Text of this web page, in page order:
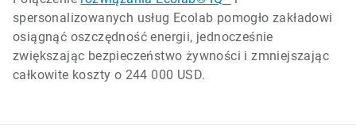
spersonalizowanych usług Ecolab pomogło zakładowi
osiągnąć oszczędność energii, jednocześnie
zwiększając bezpieczeństwo żywności i zmniejszając
całkowite koszty o 244 000 USD.